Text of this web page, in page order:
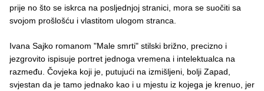
prije no što se iskrca na posljednjoj stranici, mora se suočiti sa
svojom prošlošću i vlastitom ulogom stranca.
Ivana Sajko romanom "Male smrti" stilski brižno, precizno i
jezgrovito ispisuje portret jednoga vremena i intelektualca na
razmeđu. Čovjeka koji je, putujući na izmišljeni, bolji Zapad,
svjestan da je tamo jednako kao i u mjestu iz kojega je krenuo, jer